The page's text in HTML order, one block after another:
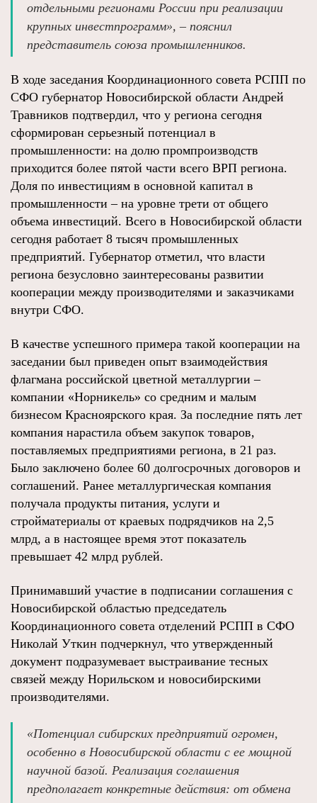
отдельными регионами России при реализации
крупных инвестпрограмм», ‒ пояснил
представитель союза промышленников.
В ходе заседания Координационного совета РСПП по
СФО губернатор Новосибирской области Андрей
Травников подтвердил, что у региона сегодня
сформирован серьезный потенциал в
промышленности: на долю промпроизводств
приходится более пятой части всего ВРП региона.
Доля по инвестициям в основной капитал в
промышленности ‒ на уровне трети от общего
объема инвестиций. Всего в Новосибирской области
сегодня работает 8 тысяч промышленных
предприятий. Губернатор отметил, что власти
региона безусловно заинтересованы развитии
кооперации между производителями и заказчиками
внутри СФО.
В качестве успешного примера такой кооперации на
заседании был приведен опыт взаимодействия
флагмана российской цветной металлургии ‒
компании «Норникель» со средним и малым
бизнесом Красноярского края. За последние пять лет
компания нарастила объем закупок товаров,
поставляемых предприятиями региона, в 21 раз.
Было заключено более 60 долгосрочных договоров и
соглашений. Ранее металлургическая компания
получала продукты питания, услуги и
стройматериалы от краевых подрядчиков на 2,5
млрд, а в настоящее время этот показатель
превышает 42 млрд рублей.
Принимавший участие в подписании соглашения с
Новосибирской областью председатель
Координационного совета отделений РСПП в СФО
Николай Уткин подчеркнул, что утвержденный
документ подразумевает выстраивание тесных
связей между Норильском и новосибирскими
производителями.
«Потенциал сибирских предприятий огромен,
особенно в Новосибирской области с ее мощной
научной базой. Реализация соглашения
предполагает конкретные действия: от обмена